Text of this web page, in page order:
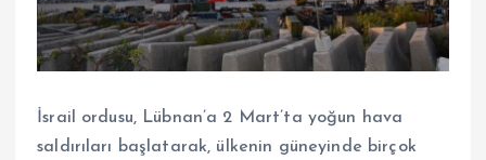
İsrail ordusu, Lübnan’a 2 Mart’ta yoğun hava
saldırıları başlatarak, ülkenin güneyinde birçok